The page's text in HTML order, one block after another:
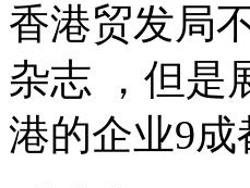
香港贸发局
杂志 ，但是
港的企业9